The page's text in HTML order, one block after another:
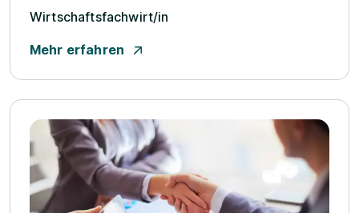
Wirtschaftsfachwirt/­in
Mehr erfahren